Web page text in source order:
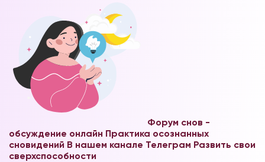
Форум снов -
обсуждение онлайн Практика осознанных
сновидений В нашем канале Телеграм Развить свои
сверхспособности